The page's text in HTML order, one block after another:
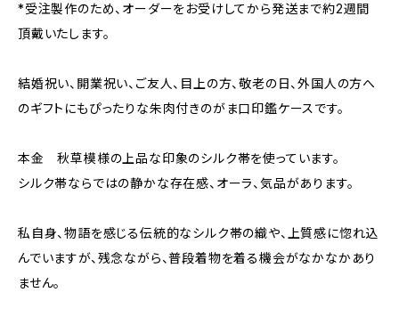
*受注製作のため、オーダーをお受けしてから発送まで約2週間
頂戴いたします。
結婚祝い、開業祝い、ご友人、目上の方、敬老の日、外国人の方へ
のギフトにもぴったりな朱肉付きのがま口印鑑ケースです。
本金 秋草模様の上品な印象のシルク帯を使っています。
シルク帯ならではの静かな存在感、オーラ、気品があります。
私自身、物語を感じる伝統的なシルク帯の織や、上質感に惚れ込
んでいますが、残念ながら、普段着物を着る機会がなかなかあり
ません。